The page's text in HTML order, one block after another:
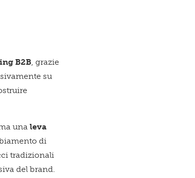
B2B, grazie
su
unaleva
di
tradizionali
del brand.